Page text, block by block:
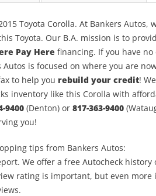
Toyota Corolla. At Bankers
Toyota. Our B.A. mission is to
Pay Here financing. If you have
is focused on where you are
to help you rebuild your credit!
inventory like this Corolla with
9400 (Denton) or 817-363-9400
you!
tips from Bankers Autos:
We offer a free Autocheck
rating is important, but even